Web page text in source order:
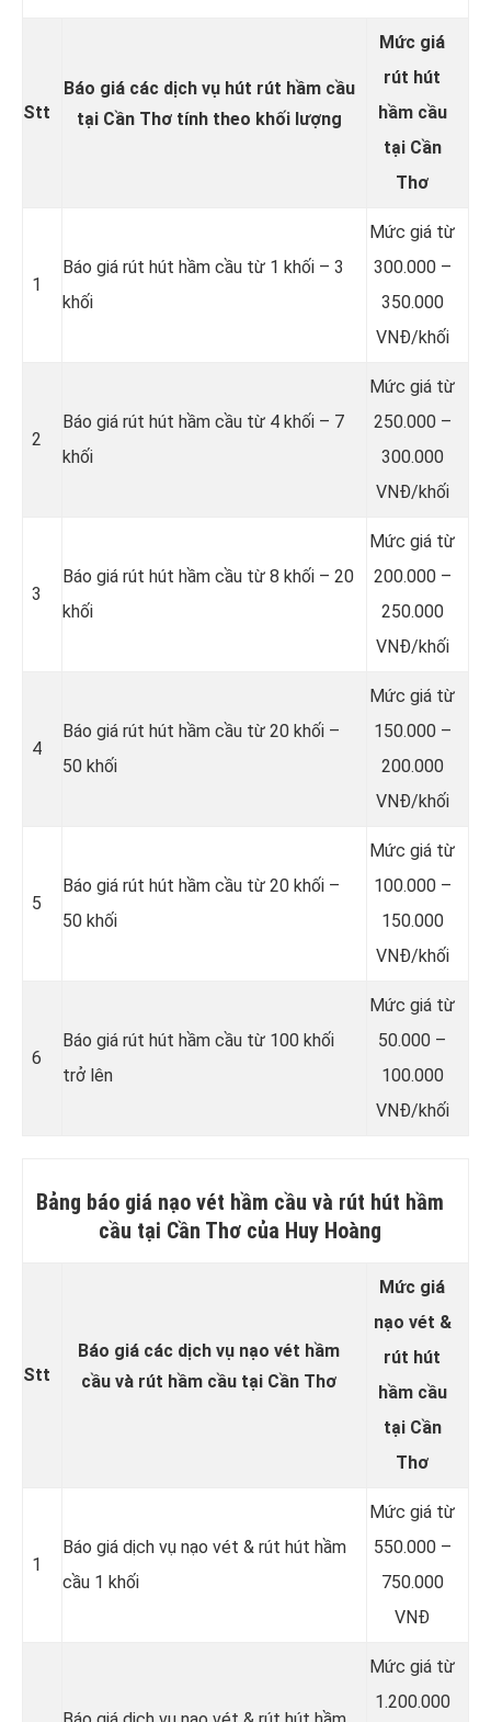
Stt
Báo giá các dịch vụ hút rút hầm cầu
tại Cần Thơ tính theo khối lượng
Mức giá
rút hút
hầm cầu
tại Cần
Thơ
1
Báo giá rút hút hầm cầu từ 1 khối – 3
khối
Mức giá từ
300.000 –
350.000
VNĐ/khối
2
Báo giá rút hút hầm cầu từ 4 khối – 7
khối
Mức giá từ
250.000 –
300.000
VNĐ/khối
3
Báo giá rút hút hầm cầu từ 8 khối – 20
khối
Mức giá từ
200.000 –
250.000
VNĐ/khối
4
Báo giá rút hút hầm cầu từ 20 khối –
50 khối
Mức giá từ
150.000 –
200.000
VNĐ/khối
5
Báo giá rút hút hầm cầu từ 20 khối –
50 khối
Mức giá từ
100.000 –
150.000
VNĐ/khối
6
Báo giá rút hút hầm cầu từ 100 khối
trở lên
Mức giá từ
50.000 –
100.000
VNĐ/khối
Bảng báo giá nạo vét hầm cầu và rút hút hầm
cầu tại Cần Thơ của Huy Hoàng
Stt
Báo giá các dịch vụ nạo vét hầm
cầu và rút hầm cầu tại Cần Thơ
Mức giá
nạo vét &
rút hút
hầm cầu
tại Cần
Thơ
1
Báo giá dịch vụ nạo vét & rút hút hầm
cầu 1 khối
Mức giá từ
550.000 –
750.000
VNĐ
Mức giá từ
1.200.000